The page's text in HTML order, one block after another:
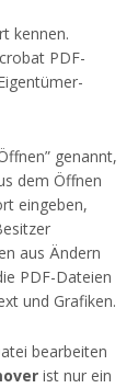
kennen.
PDF-
genannt,
dem Öffnen
eingeben,
aus Ändern
PDF-Dateien
und Grafiken.
bearbeiten
ist nur ein